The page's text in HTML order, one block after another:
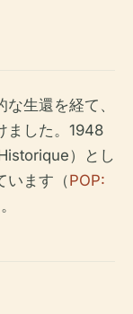
生還を経て、
ました。1948
）とし
います（POP: